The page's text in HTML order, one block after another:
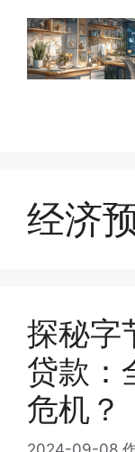
经济
探秘字
贷款：
危机？